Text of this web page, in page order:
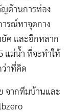
ด้านการท่อง
รณ์หาจุดกาง
ยัค และอีกหลาก
แม่น้ำ ที่จะทำให้
ว่าที่คิด
จากทีมบ้านและ